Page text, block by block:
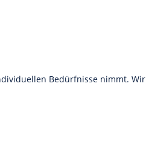
Bedürfnisse nimmt. Wir